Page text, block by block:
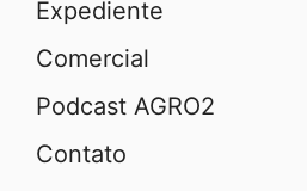
Expediente
Comercial
Podcast AGRO2
Contato